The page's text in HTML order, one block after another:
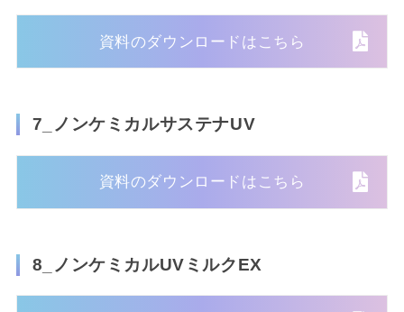
資料のダウンロードはこちら
7_ノンケミカルサステナUV
資料のダウンロードはこちら
8_ノンケミカルUVミルクEX